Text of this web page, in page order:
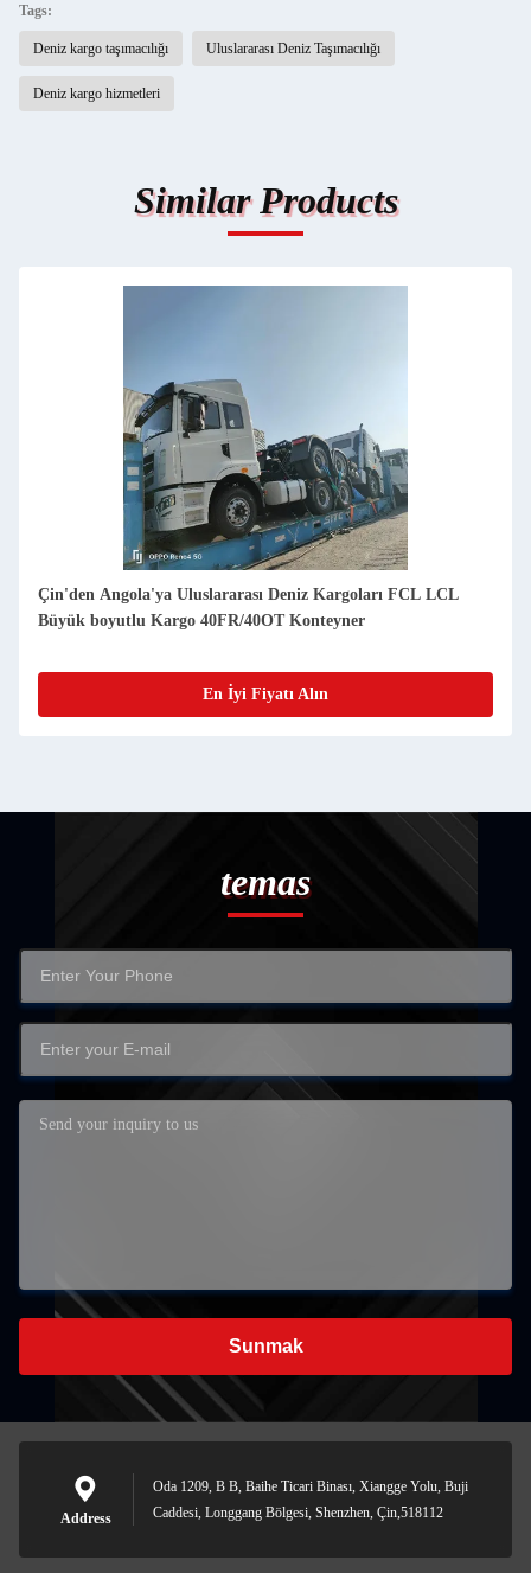
Tags:
Deniz kargo taşımacılığı Uluslararası Deniz Taşımacılığı
Deniz kargo hizmetleri
Similar Products
FCL LCL
İndirimli 40FR/40OT Konteyner Deniz Nakliyeci
Tanzanya'ya Aşırı büyüklükte kargo için
En İyi Fiyatı Alın
temas
Sunmak
Address
Oda 1209, B B, Baihe Ticari Binası, Xiangge Yolu, Buji
Caddesi, Longgang Bölgesi, Shenzhen, Çin,518112